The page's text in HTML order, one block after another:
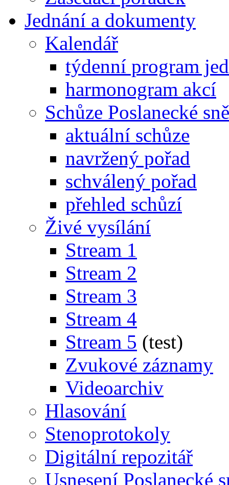
Jednání a dokumenty
Kalendář
týdenní program
harmonogram akcí
Schůze Poslanecké
aktuální schůze
navržený pořad
schválený pořad
přehled schůzí
Živé vysílání
Stream 1
Stream 2
Stream 3
Stream 4
Stream 5 (test)
Zvukové záznamy
Videoarchiv
Hlasování
Stenoprotokoly
Digitální repozitář
Usnesení Poslanecké